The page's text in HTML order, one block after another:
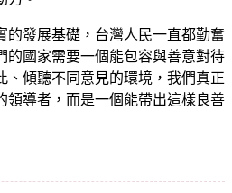
的發展基礎，台灣人民一直都勤奮
的國家需要一個能包容與善意對待
、傾聽不同意見的環境，我們真正
領導者，而是一個能帶出這樣良善